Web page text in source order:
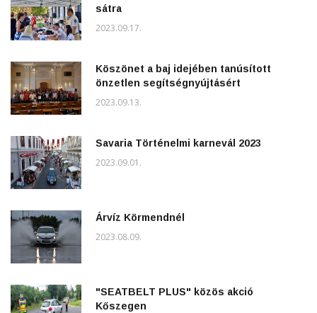
sátra
2023.09.17.
Köszönet a baj idejében tanúsított
önzetlen segítségnyújtásért
2023.09.13.
Savaria Történelmi karnevál 2023
2023.09.01.
Árvíz Körmendnél
2023.08.09.
"SEATBELT PLUS" közös akció
Kőszegen